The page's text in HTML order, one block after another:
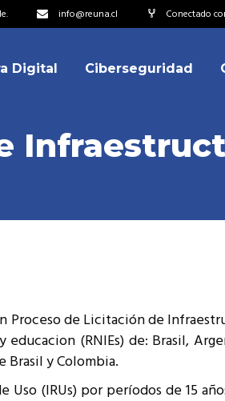
info@reuna.cl Conectado
Digital Ciberseguridad
Proceso de Licitación de
(RNIEs) de: Brasil,
y Colombia.
(IRUs) por períodos de 15